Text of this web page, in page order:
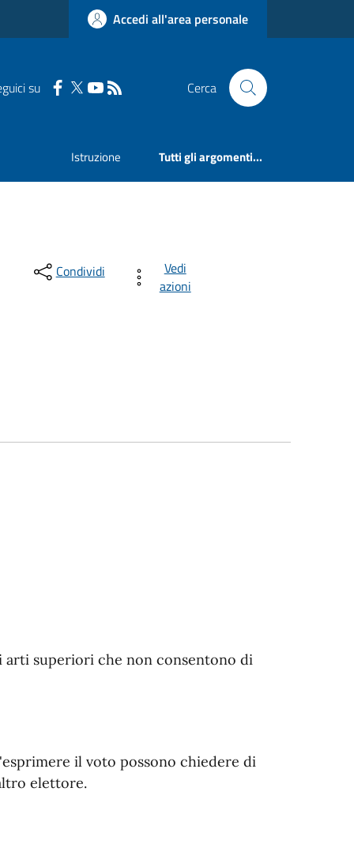
Accedi all'area personale
su Cerca
Istruzione Tutti gli argomenti...
Condividi
Vedi
azioni
arti superiori che non consentono di
il voto possono chiedere di
elettore.